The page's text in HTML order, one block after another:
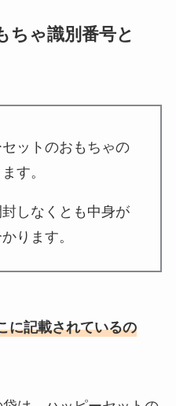
ちゃ識別番号と
ットのおもちゃの
す。
しなくとも中身が
ります。
に記載されているの